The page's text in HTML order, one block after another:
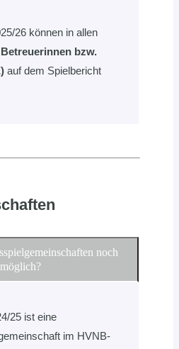
26 können in allen
bzw.
auf dem Spielbericht
noch
möglich?
25 ist eine
im HVNB-